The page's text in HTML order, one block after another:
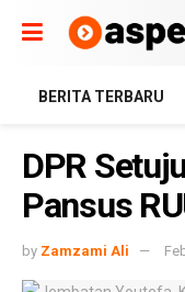
BERITA TERBARU
DPR
Pansus
by Zamzami Ali